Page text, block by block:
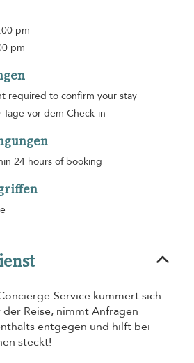
pm
pm
required to confirm your stay
vor dem Check-in
24 hours of booking
Service kümmert sich
Reise, nimmt Anfragen
entgegen und hilft bei
steckt!